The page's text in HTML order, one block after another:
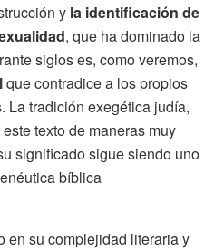
y la identificación de
, que ha dominado la
siglos es, como veremos,
que contradice a los propios
La tradición exegética judía,
texto de maneras muy
significado sigue siendo uno
bíblica
en su complejidad literaria y